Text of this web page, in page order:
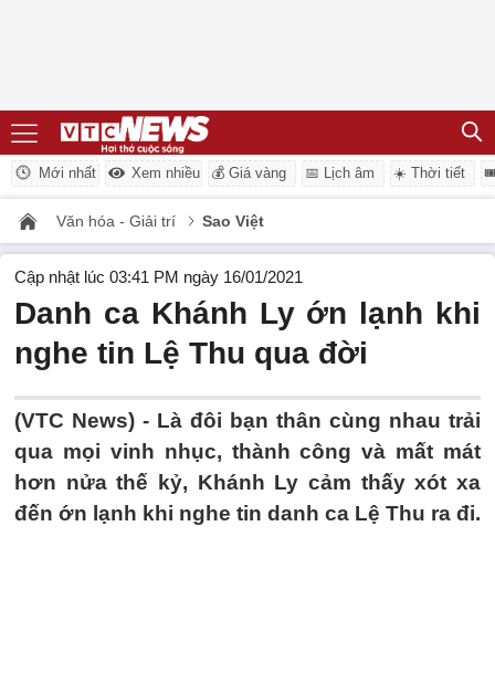
Mới nhất Xem nhiều 💰 Giá vàng 📅 Lịch âm ☀️ Thời tiết
Văn hóa - Giải trí Sao Việt
Cập nhật lúc 03:41 PM ngày 16/01/2021
Danh ca Khánh Ly ớn lạnh khi
nghe tin Lệ Thu qua đời
(VTC News) - Là đôi bạn thân cùng nhau trải
qua mọi vinh nhục, thành công và mất mát
hơn nửa thế kỷ, Khánh Ly cảm thấy xót xa
đến ớn lạnh khi nghe tin danh ca Lệ Thu ra đi.